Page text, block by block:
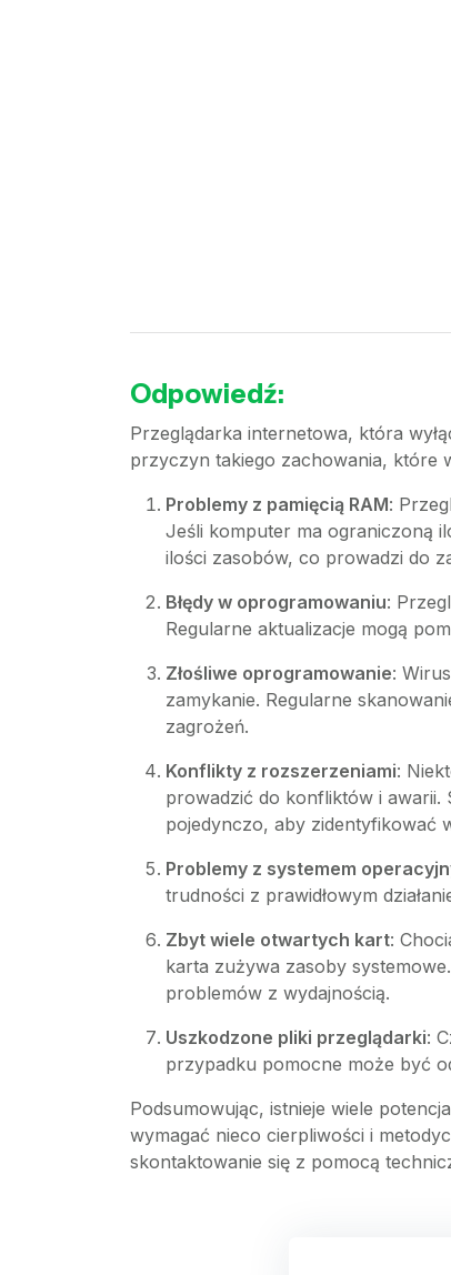
Odpowiedź:
Przeglądarka internetowa, która
przyczyn takiego zachowania, które
Problemy z pamięcią RAM:
Jeśli komputer ma ograniczoną
ilości zasobów, co prowadzi do
Błędy w oprogramowaniu:
Regularne aktualizacje mogą
Złośliwe oprogramowanie:
zamykanie. Regularne
zagrożeń.
Konflikty z rozszerzeniami:
prowadzić do konfliktów i awarii.
pojedynczo, aby zidentyfikować
Problemy z systemem
trudności z prawidłowym
Zbyt wiele otwartych kart:
karta zużywa zasoby
problemów z wydajnością.
Uszkodzone pliki przeglądarki:
przypadku pomocne może być
Podsumowując, istnieje wiele
wymagać nieco cierpliwości i
skontaktowanie się z pomocą